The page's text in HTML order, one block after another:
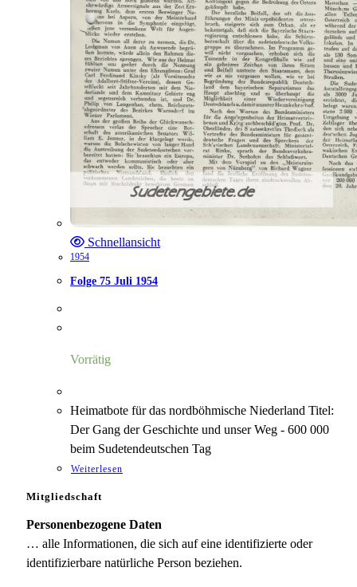
Schnellansicht
1954
Folge 75 Juli 1954
Vorrätig
Heimatbote für das nordböhmische Niederland Titel:
Der Gang der Geschichte und unser Weg - 600 000
beim Sudetendeutschen Tag
Weiterlesen
Mitgliedschaft
Personenbezogene Daten
… alle Informationen, die sich auf eine identifizierte oder
identifizierbare natürliche Person beziehen.